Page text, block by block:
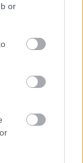
orpályázatot
a III.